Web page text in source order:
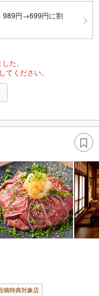
989円→699円に割
た。
ください。
稿特典対象店